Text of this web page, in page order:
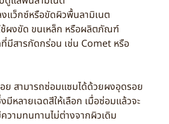
งแว็กซ์หรือขัดผิวพื้นลามิเนต
ช้ผงขัด ขนเหล็ก หรือผลิตภัณฑ์
ที่มีสารกัดกร่อน เช่น Comet หรือ
ย สามารถซ่อมแซมได้ด้วยผงอุดรอย
หลายเฉดสีให้เลือก เมื่อซ่อมแล้วจะ
ามทนทานไม่ต่างจากผิวเดิม